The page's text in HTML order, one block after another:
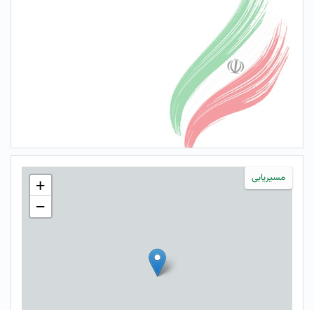
مسیریابی
+
−